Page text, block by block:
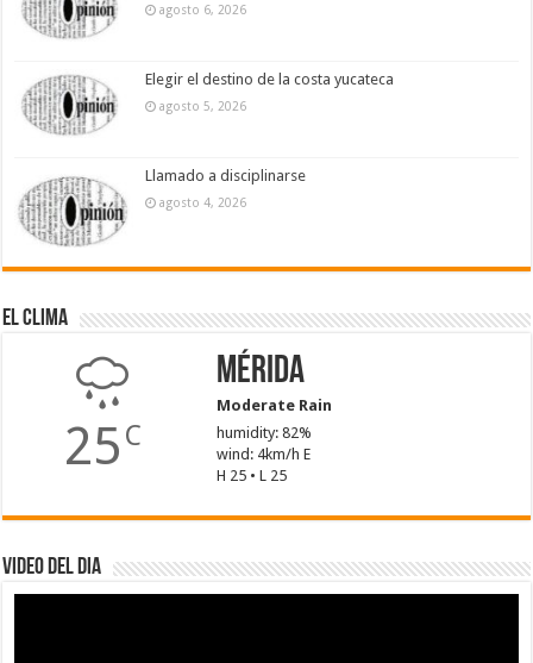
agosto 6, 2026
Elegir el destino de la costa yucateca
agosto 5, 2026
Llamado a disciplinarse
agosto 4, 2026
El Clima
25 C
Mérida
Moderate Rain
humidity: 82%
wind: 4km/h E
H 25 • L 25
Video del dia